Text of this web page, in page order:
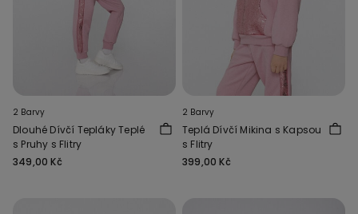
2 Barvy
Dlouhé Dívčí Tepláky Teplé
s Pruhy s Flitry
349,00 Kč
2 Barvy
Teplá Dívčí Mikina s Kapsou
s Flitry
399,00 Kč